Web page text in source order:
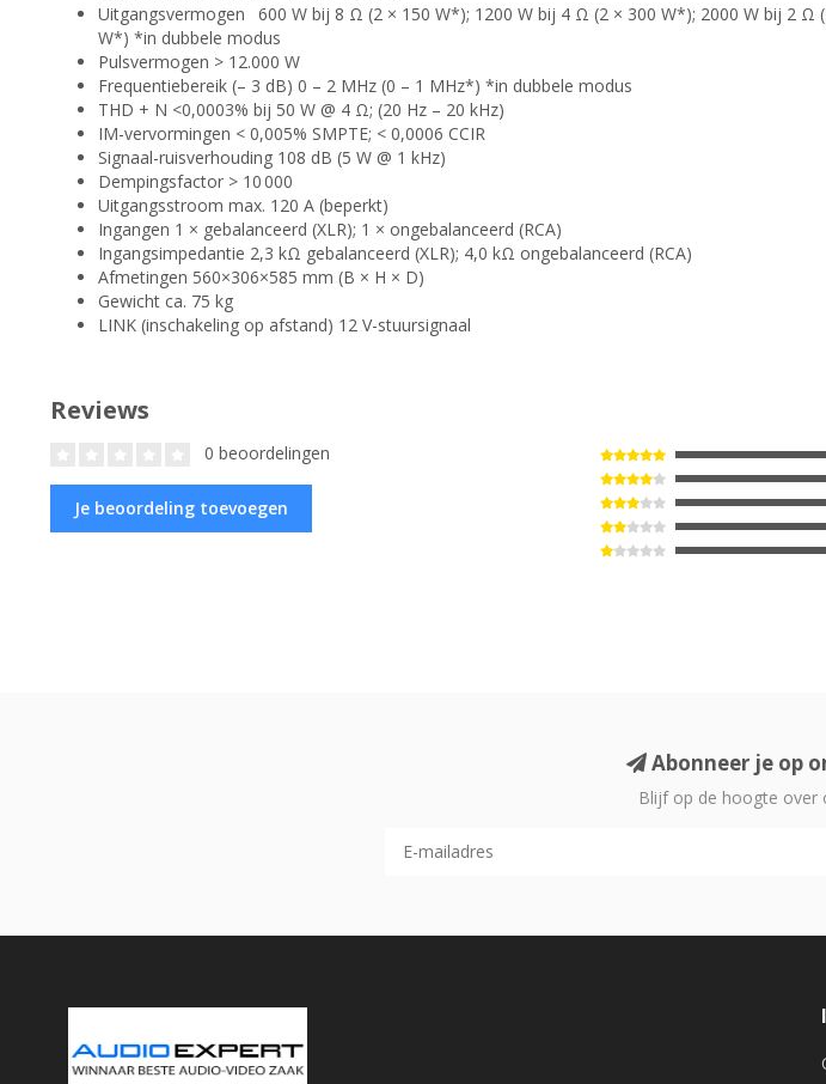
Uitgangsvermogen 600 W bij 8 Ω (2 × 150 W*); 1200 W bij 4 Ω (2 × 300 W*); 2000 W bij 2 Ω
W*) *in dubbele modus
Pulsvermogen > 12.000 W
Frequentiebereik (– 3 dB) 0 – 2 MHz (0 – 1 MHz*) *in dubbele modus
THD + N <0,0003% bij 50 W @ 4 Ω; (20 Hz – 20 kHz)
IM-vervormingen < 0,005% SMPTE; < 0,0006 CCIR
Signaal-ruisverhouding 108 dB (5 W @ 1 kHz)
Dempingsfactor > 10 000
Uitgangsstroom max. 120 A (beperkt)
Ingangen 1 × gebalanceerd (XLR); 1 × ongebalanceerd (RCA)
Ingangsimpedantie 2,3 kΩ gebalanceerd (XLR); 4,0 kΩ ongebalanceerd (RCA)
Afmetingen 560×306×585 mm (B × H × D)
Gewicht ca. 75 kg
LINK (inschakeling op afstand) 12 V-stuursignaal
Reviews
0 beoordelingen
Je beoordeling toevoegen
Abonneer je op
Blijf op de hoogte over